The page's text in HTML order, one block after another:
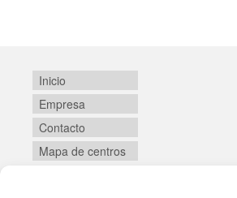
Inicio
Empresa
Contacto
Mapa de centros